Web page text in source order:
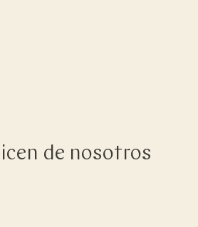
de nosotros